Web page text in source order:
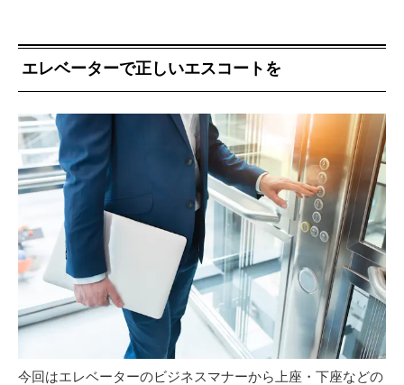
エレベーターで正しいエスコートを
今回はエレベーターのビジネスマナーから上座・下座などの